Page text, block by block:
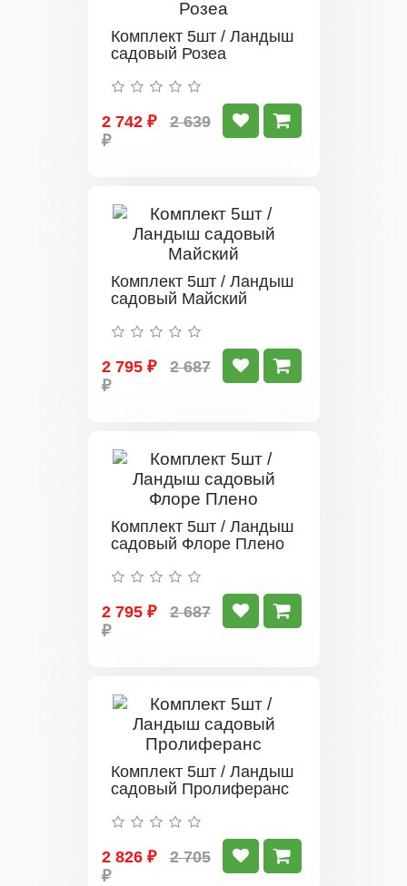
Комплект 5шт / Ландыш
садовый Розеа
2 742 ₽
2 639
₽
Комплект 5шт / Ландыш
садовый Майский
2 795 ₽
2 687
₽
Комплект 5шт / Ландыш
садовый Флоре Плено
2 795 ₽
2 687
₽
Комплект 5шт / Ландыш
садовый Пролиферанс
2 826 ₽
2 705
₽